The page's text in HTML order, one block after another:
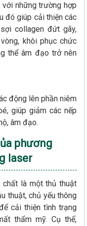
những trường hợp
đó giúp cải thiện các
collagen đứt gãy,
khôi phục chức
thể âm đạo trở nên
động lên phần niêm
giúp giảm các nếp
âm đạo.
phương
laser
chất là một thủ thuật
thuật, chủ yếu thông
cải thiện tình trạng
thẩm mỹ. Cụ thể,